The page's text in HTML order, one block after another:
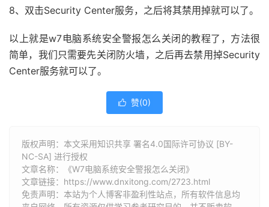
8、双击Security Center服务，之后将其禁用掉就可以了。
以上就是w7电脑系统安全警报怎么关闭的教程了，方法很
简单，我们只需要先关闭防火墙，之后再去禁用掉Security
Center服务就可以了。
 赞(0)
版权声明：本文采用知识共享 署名4.0国际许可协议 [BY-
NC-SA] 进行授权
文章名称：《W7电脑系统安全警报怎么关闭》
文章链接： https://www.dnxitong.com/2723.html
免责声明：本站为个人博客非盈利性站点，所有软件信息均